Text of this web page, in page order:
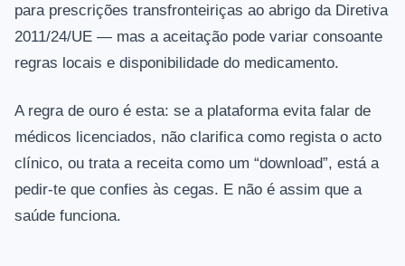
para prescrições transfronteiriças ao abrigo da Diretiva
2011/24/UE — mas a aceitação pode variar consoante
regras locais e disponibilidade do medicamento.
A regra de ouro é esta: se a plataforma evita falar de
médicos licenciados, não clarifica como regista o acto
clínico, ou trata a receita como um “download”, está a
pedir‑te que confies às cegas. E não é assim que a
saúde funciona.